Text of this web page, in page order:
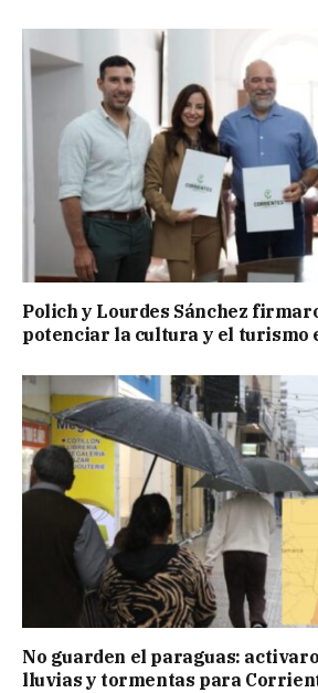
Polich y Lourdes Sánchez
potenciar la cultura y el turismo
No guarden el paraguas:
lluvias y tormentas para